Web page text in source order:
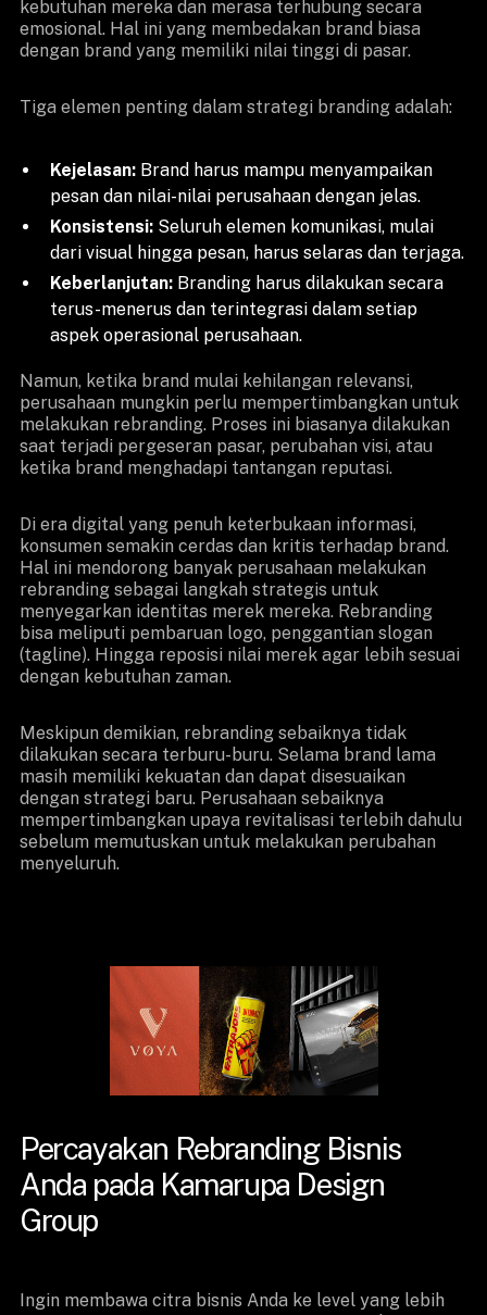
kebutuhan mereka dan merasa terhubung secara
emosional. Hal ini yang membedakan brand biasa
dengan brand yang memiliki nilai tinggi di pasar.
Tiga elemen penting dalam strategi branding adalah:
Kejelasan:Brand harus mampu menyampaikan
pesan dan nilai-nilai perusahaan dengan jelas.
Konsistensi:Seluruh elemen komunikasi, mulai
dari visual hingga pesan, harus selaras dan terjaga.
Keberlanjutan:Branding harus dilakukan secara
terus-menerus dan terintegrasi dalam setiap
aspek operasional perusahaan.
Namun, ketika brand mulai kehilangan relevansi,
perusahaan mungkin perlu mempertimbangkan untuk
melakukan rebranding. Proses ini biasanya dilakukan
saat terjadi pergeseran pasar, perubahan visi, atau
ketika brand menghadapi tantangan reputasi.
Di era digital yang penuh keterbukaan informasi,
konsumen semakin cerdas dan kritis terhadap brand.
Hal ini mendorong banyak perusahaan melakukan
rebranding sebagai langkah strategis untuk
menyegarkan identitas merek mereka. Rebranding
bisa meliputi pembaruan logo, penggantian slogan
(tagline). Hingga reposisi nilai merek agar lebih sesuai
dengan kebutuhan zaman.
Meskipun demikian, rebranding sebaiknya tidak
dilakukan secara terburu-buru. Selama brand lama
masih memiliki kekuatan dan dapat disesuaikan
dengan strategi baru. Perusahaan sebaiknya
mempertimbangkan upaya revitalisasi terlebih dahulu
sebelum memutuskan untuk melakukan perubahan
menyeluruh.
Percayakan Rebranding Bisnis
Anda pada Kamarupa Design
Group
Ingin membawa citra bisnis Anda ke level yang lebih